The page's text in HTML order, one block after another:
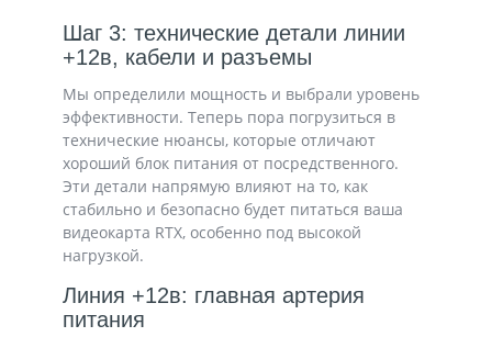
Шаг 3: технические детали линии
+12в, кабели и разъемы
Мы определили мощность и выбрали уровень
эффективности. Теперь пора погрузиться в
технические нюансы, которые отличают
хороший блок питания от посредственного.
Эти детали напрямую влияют на то, как
стабильно и безопасно будет питаться ваша
видеокарта RTX, особенно под высокой
нагрузкой.
Линия +12в: главная артерия
питания